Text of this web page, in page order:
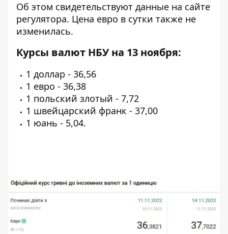
Об этом свидетельствуют данные на сайте
регулятора. Цена евро в сутки также не
изменилась.
Курсы валют НБУ на 13 ноября:
1 доллар - 36,56
1 евро - 36,38
1 польский злотый - 7,72
1 швейцарский франк - 37,00
1 юань - 5,04.